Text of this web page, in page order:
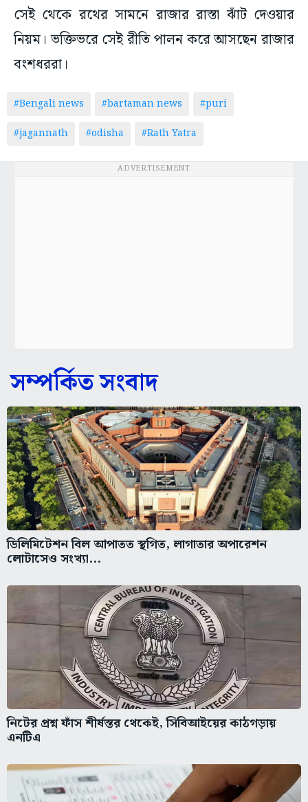
সেই থেকে রথের সামনে রাজার রাস্তা ঝাঁট দেওয়ার
নিয়ম। ভক্তিভরে সেই রীতি পালন করে আসছেন রাজার
বংশধররা।
#Bengali news #bartaman news
#puri
#jagannath
#odisha #Rath Yatra
ADVERTISEMENT
সম্পর্কিত সংবাদ
ডিলিমিটেশন বিল আপাতত স্থগিত, লাগাতার অপারেশন
লোটাসেও সংখ্যা...
নিটের প্রশ্ন ফাঁস শীর্ষস্তর থেকেই, সিবিআইয়ের কাঠগড়ায়
এনটিএ